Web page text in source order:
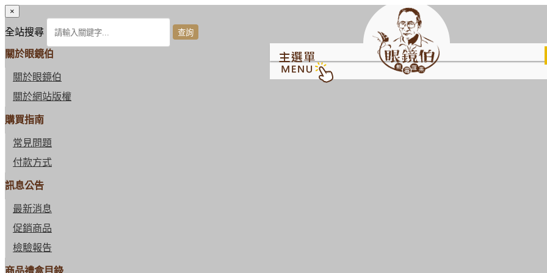
×
全站搜尋
關於眼鏡伯
關於眼鏡伯
關於網站版權
購買指南
常見問題
付款方式
訊息公告
最新消息
促銷商品
檢驗報告
商品禮盒目錄